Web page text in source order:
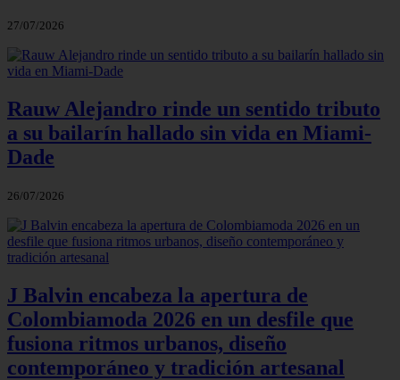
27/07/2026
Rauw Alejandro rinde un sentido tributo
a su bailarín hallado sin vida en Miami-
Dade
26/07/2026
J Balvin encabeza la apertura de
Colombiamoda 2026 en un desfile que
fusiona ritmos urbanos, diseño
contemporáneo y tradición artesanal